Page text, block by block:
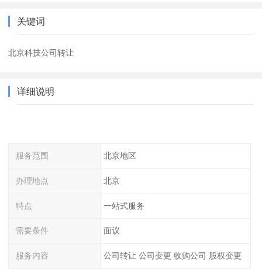
关键词
北京科技公司转让
详细说明
服务范围 北京地区
办理地点 北京
特点 一站式服务
需要条件 面议
服务内容 公司转让 公司变更 收购公司 股权变更